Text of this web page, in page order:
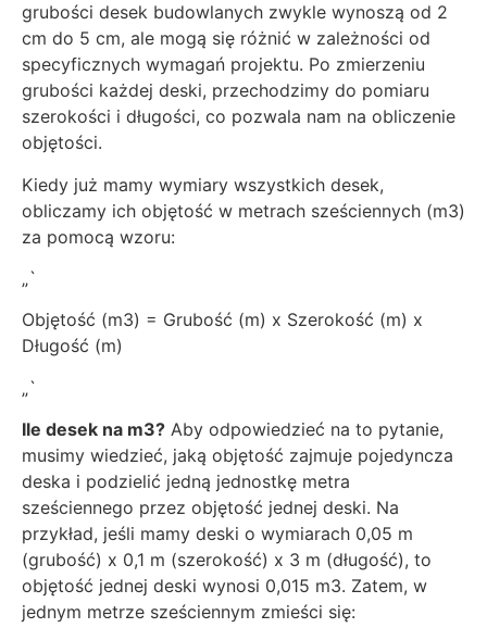
grubości desek budowlanych zwykle wynoszą od 2
cm do 5 cm, ale mogą się różnić w zależności od
specyficznych wymagań projektu. Po zmierzeniu
grubości każdej deski, przechodzimy do pomiaru
szerokości i długości, co pozwala nam na obliczenie
objętości.
Kiedy już mamy wymiary wszystkich desek,
obliczamy ich objętość w metrach sześciennych (m3)
za pomocą wzoru:
„`
Objętość (m3) = Grubość (m) x Szerokość (m) x
Długość (m)
„`
Ile desek na m3? Aby odpowiedzieć na to pytanie,
musimy wiedzieć, jaką objętość zajmuje pojedyncza
deska i podzielić jedną jednostkę metra
sześciennego przez objętość jednej deski. Na
przykład, jeśli mamy deski o wymiarach 0,05 m
(grubość) x 0,1 m (szerokość) x 3 m (długość), to
objętość jednej deski wynosi 0,015 m3. Zatem, w
jednym metrze sześciennym zmieści się: